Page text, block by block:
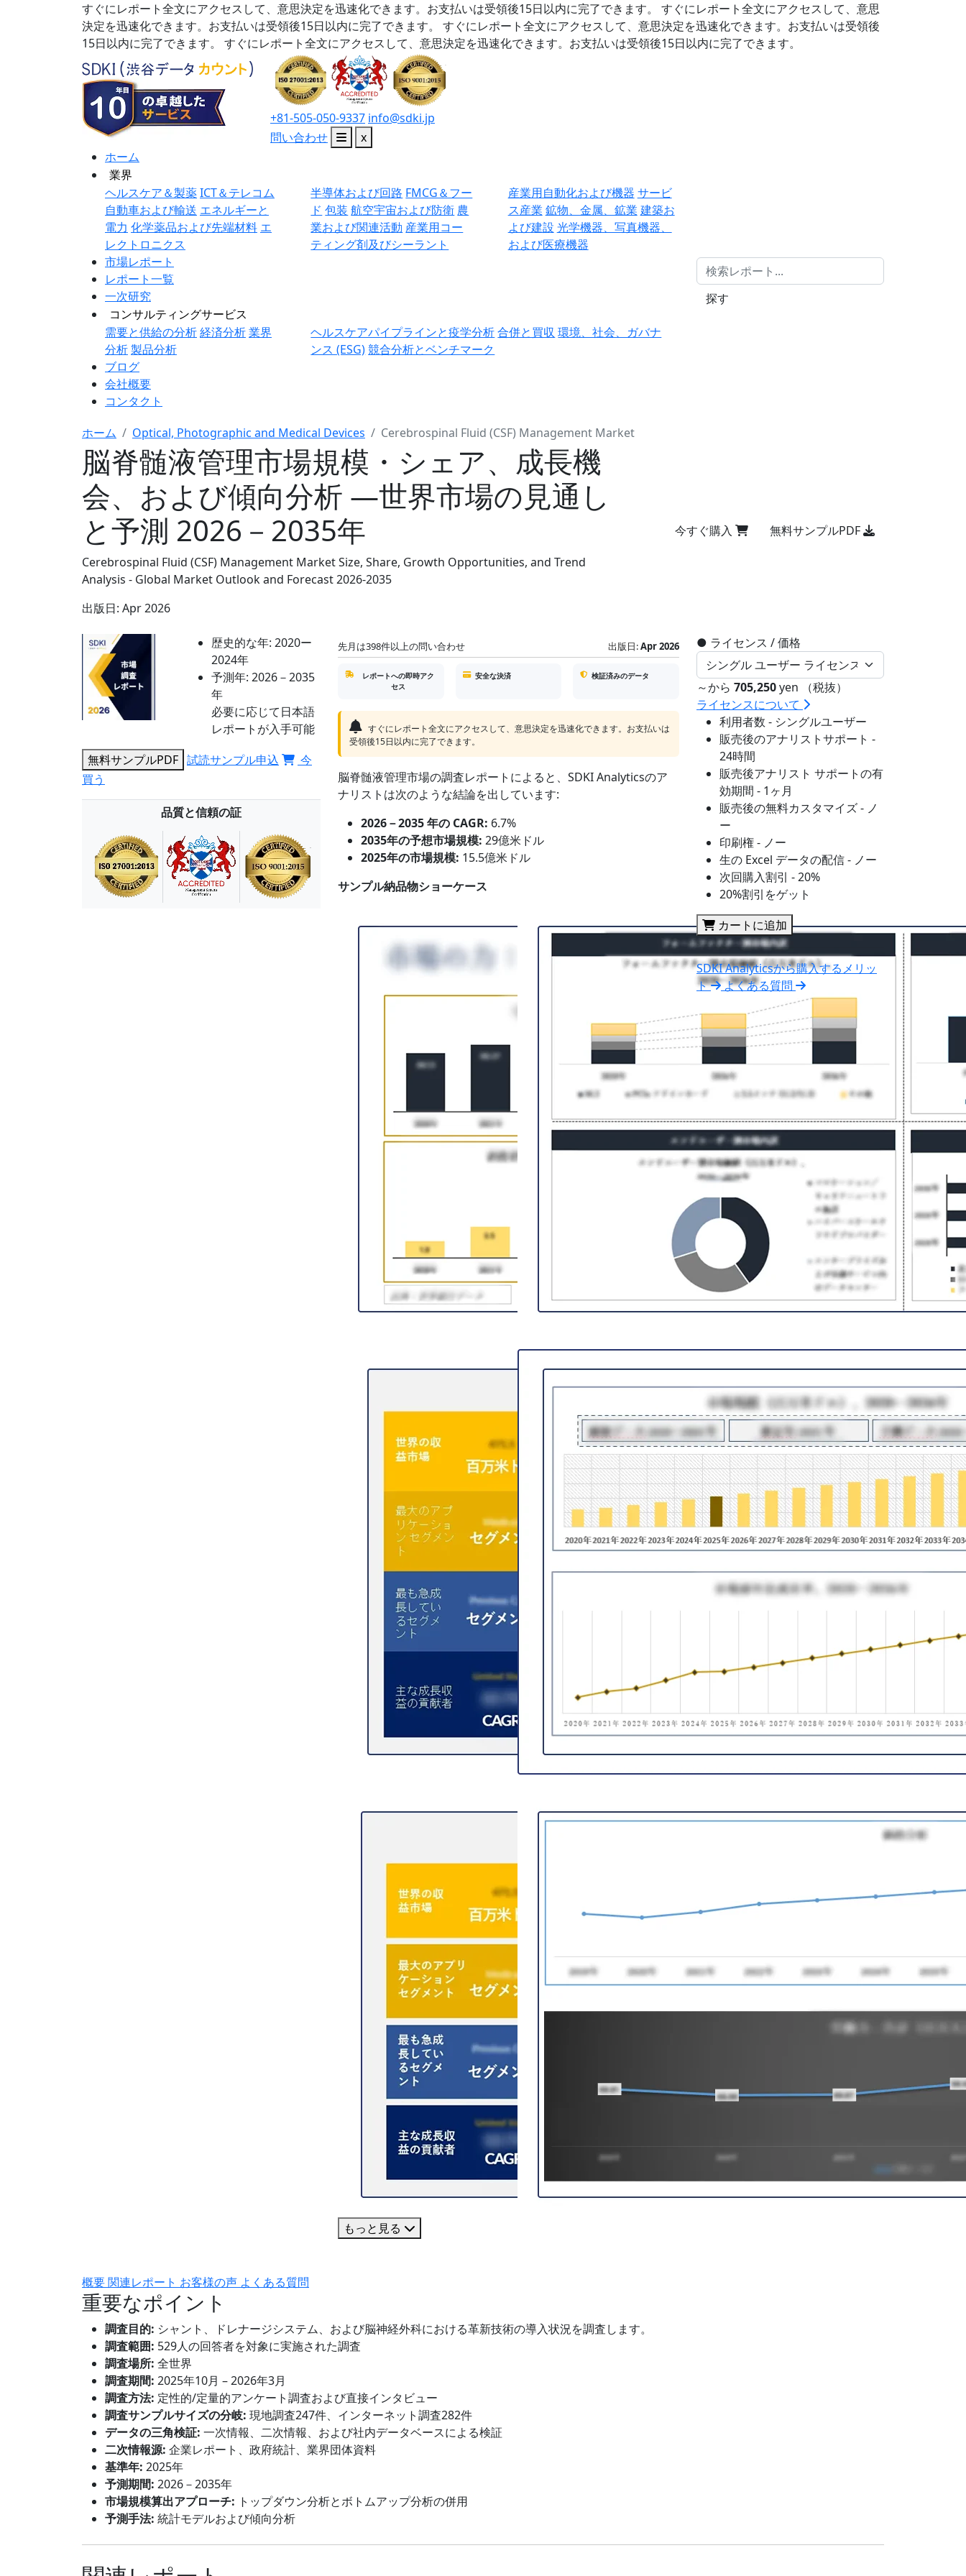
すぐにレポート全文にアクセスして、意思決定を迅速化できます。お支払いは受領後15日以内に完了できます。
すぐにレポート全文にアクセスして、意思
決定を迅速化できます。お支払いは受領後15日以内に完了できます。
すぐにレポート全文にアクセスして、意思決定を迅速化できます。お支払いは受領後
15日以内に完了できます。
すぐにレポート全文にアクセスして、意思決定を迅速化できます。お支払いは受領後15日以内に完了できます。
+81-505-050-9337 info@sdki.jp
問い合わせ
x
ホーム
業界
ヘルスケア＆製薬ICT＆テレコム
自動車および輸送 エネルギーと
電力 化学薬品および先端材料 エ
レクトロニクス
半導体および回路 FMCG＆フー
ド 包装 航空宇宙および防衛 農
業および関連活動 産業用コー
ティング剤及びシーラント
産業用自動化および機器 サービ
ス産業 鉱物、金属、鉱業 建築お
よび建設 光学機器、写真機器、
および医療機器
市場レポート
レポート一覧
一次研究
コンサルティングサービス
需要と供給の分析経済分析業界
分析製品分析
ヘルスケアパイプラインと疫学分析合併と買収 環境、社会、ガバナ
ンス (ESG)競合分析とベンチマーク
ブログ
会社概要
コンタクト
探す
ホーム Optical, Photographic and Medical Devices Cerebrospinal Fluid (CSF) Management Market
脳脊髄液管理市場規模・シェア、成長機
会、および傾向分析 ―世界市場の見通し
と予測 2026－2035年
Cerebrospinal Fluid (CSF) Management Market Size, Share, Growth Opportunities, and Trend
Analysis - Global Market Outlook and Forecast 2026-2035
出版日: Apr 2026
今すぐ購入 無料サンプルPDF
歴史的な年: 2020ー
2024年
予測年: 2026－2035
年
必要に応じて日本語
レポートが入手可能
無料サンプルPDF 試読サンプル申込
今
買う
品質と信頼の証
先月は398件以上の問い合わせ 出版日:Apr 2026
レポートへの即時アク
セス
安全な決済 検証済みのデータ
すぐにレポート全文にアクセスして、意思決定を迅速化できます。お支払いは
受領後15日以内に完了できます。
脳脊髄液管理市場の調査レポートによると、SDKI Analyticsのア
ナリストは次のような結論を出しています:
2026－2035 年の CAGR: 6.7%
2035年の予想市場規模: 29億米ドル
2025年の市場規模: 15.5億米ドル
サンプル納品物ショーケース
もっと見る
● ライセンス / 価格
～から 705,250yen （税抜）
ライセンスについて
利用者数 - シングルユーザー
販売後のアナリストサポート -
24時間
販売後アナリスト サポートの有
効期間 - 1ヶ月
販売後の無料カスタマイズ - ノ
ー
印刷権 - ノー
生の Excel データの配信 - ノー
次回購入割引 - 20%
20%割引をゲット
カートに追加
SDKI Analyticsから購入するメリッ
ト
よくある質問
概要関連レポート お客様の声 よくある質問
重要なポイント
調査目的: シャント、ドレナージシステム、および脳神経外科における革新技術の導入状況を調査します。
調査範囲: 529人の回答者を対象に実施された調査
調査場所: 全世界
調査期間: 2025年10月 – 2026年3月
調査方法: 定性的/定量的アンケート調査および直接インタビュー
調査サンプルサイズの分岐: 現地調査247件、インターネット調査282件
データの三角検証: 一次情報、二次情報、および社内データベースによる検証
二次情報源: 企業レポート、政府統計、業界団体資料
基準年: 2025年
予測期間: 2026－2035年
市場規模算出アプローチ: トップダウン分析とボトムアップ分析の併用
予測手法: 統計モデルおよび傾向分析